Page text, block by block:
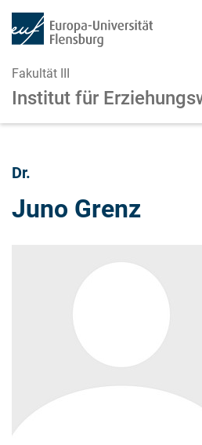
Fakultät III
Institut für
Dr.
Juno Grenz